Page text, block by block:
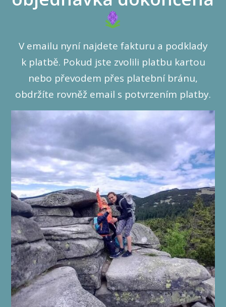
V emailu nyní najdete fakturu a podklady
k platbě. Pokud jste zvolili platbu kartou
nebo převodem přes platební bránu,
obdržíte rovněž email s potvrzením platby.